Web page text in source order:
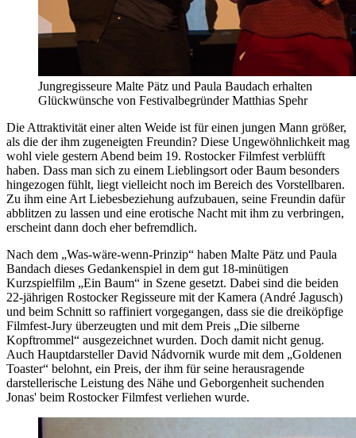
Jungregisseure Malte Pätz und Paula Baudach erhalten
Glückwünsche von Festivalbegründer Matthias Spehr
Die Attraktivität einer alten Weide ist für einen jungen Mann größer,
als die der ihm zugeneigten Freundin? Diese Ungewöhnlichkeit mag
wohl viele gestern Abend beim 19. Rostocker Filmfest verblüfft
haben. Dass man sich zu einem Lieblingsort oder Baum besonders
hingezogen fühlt, liegt vielleicht noch im Bereich des Vorstellbaren.
Zu ihm eine Art Liebesbeziehung aufzubauen, seine Freundin dafür
abblitzen zu lassen und eine erotische Nacht mit ihm zu verbringen,
erscheint dann doch eher befremdlich.
Nach dem „Was-wäre-wenn-Prinzip“ haben Malte Pätz und Paula
Bandach dieses Gedankenspiel in dem gut 18-minütigen
Kurzspielfilm „Ein Baum“ in Szene gesetzt. Dabei sind die beiden
22-jährigen Rostocker Regisseure mit der Kamera (André Jagusch)
und beim Schnitt so raffiniert vorgegangen, dass sie die dreiköpfige
Filmfest-Jury überzeugten und mit dem Preis „Die silberne
Kopftrommel“ ausgezeichnet wurden. Doch damit nicht genug.
Auch Hauptdarsteller David Nádvornik wurde mit dem „Goldenen
Toaster“ belohnt, ein Preis, der ihm für seine herausragende
darstellerische Leistung des Nähe und Geborgenheit suchenden
Jonas' beim Rostocker Filmfest verliehen wurde.